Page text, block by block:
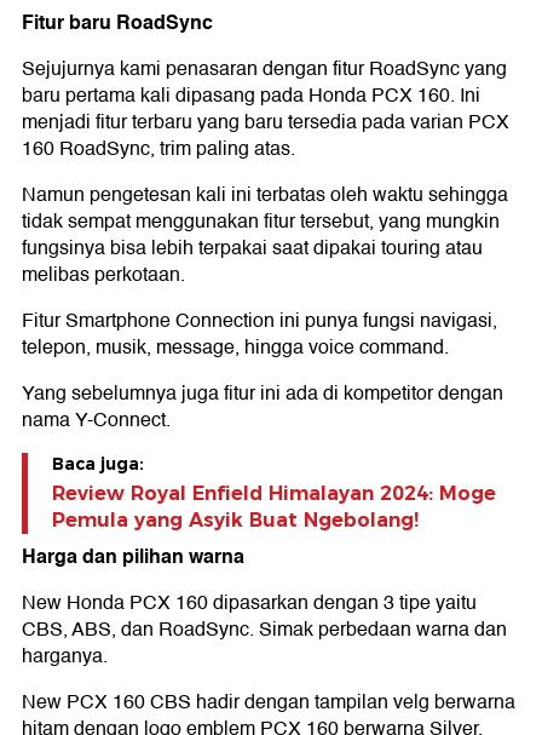
Fitur baru RoadSync
Sejujurnya kami penasaran dengan fitur RoadSync yang
baru pertama kali dipasang pada Honda PCX 160. Ini
menjadi fitur terbaru yang baru tersedia pada varian PCX
160 RoadSync, trim paling atas.
Namun pengetesan kali ini terbatas oleh waktu sehingga
tidak sempat menggunakan fitur tersebut, yang mungkin
fungsinya bisa lebih terpakai saat dipakai touring atau
melibas perkotaan.
Fitur Smartphone Connection ini punya fungsi navigasi,
telepon, musik, message, hingga voice command.
Yang sebelumnya juga fitur ini ada di kompetitor dengan
nama Y-Connect.
Baca juga:
Review Royal Enfield Himalayan 2024: Moge
Pemula yang Asyik Buat Ngebolang!
Harga dan pilihan warna
New Honda PCX 160 dipasarkan dengan 3 tipe yaitu
CBS, ABS, dan RoadSync. Simak perbedaan warna dan
harganya.
New PCX 160 CBS hadir dengan tampilan velg berwarna